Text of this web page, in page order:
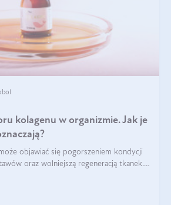
kolagenu w organizmie. Jak je
objawiać się pogorszeniem kondycji
oraz wolniejszą regeneracją tkanek.